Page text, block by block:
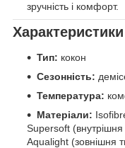
зручність і комфорт.
Характеристики
Тип: кокон
Сезонність:
Температура:
Матеріали:
Supersoft (внутрішня
Aqualight (зовнішня